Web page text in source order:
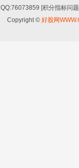
QQ:76073859 [积分指标问
Copyright © 好股网